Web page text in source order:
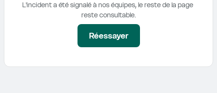
L'incident a été signalé à nos équipes, le reste de la page
reste consultable.
Réessayer